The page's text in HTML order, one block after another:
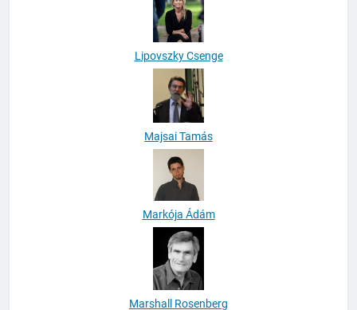
Lipovszky Csenge
Majsai Tamás
Markója Ádám